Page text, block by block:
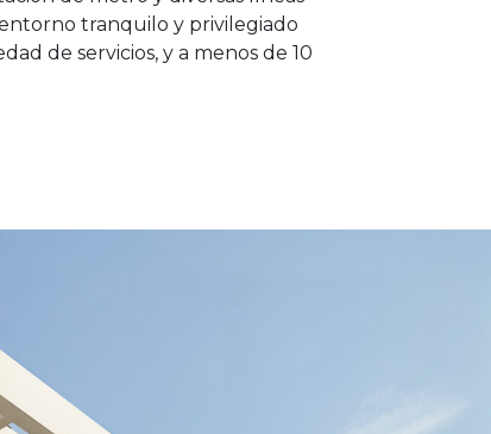
tranquilo y privilegiado
de servicios, y a menos de 10